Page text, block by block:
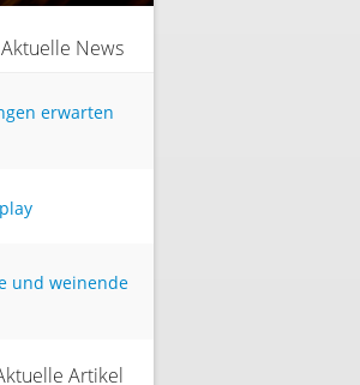
Aktuelle News
erwarten
und weinende
Artikel